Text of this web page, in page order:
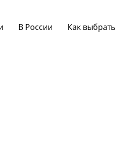
В России Как выбрать